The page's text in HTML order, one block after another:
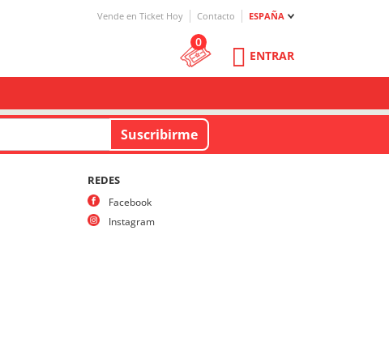
Vende en Ticket Hoy Contacto ESPAÑA
0
ENTRAR
REDES
Facebook
Instagram